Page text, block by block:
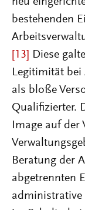
bestehenden
[13] Diese
Legitimität bei
als bloße
Qualifizierter.
Image auf
Beratung der
abgetrennten
administrative